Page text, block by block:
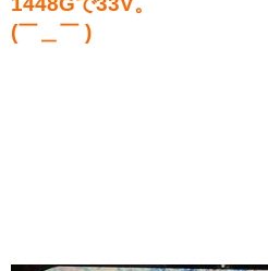
(￣＿￣ )